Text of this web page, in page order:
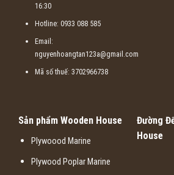
16:30
Hotline: 0933 088 585
Email:
nguyenhoangtan123a@gmail.com
Mã số thuế: 3702966738
Sản phẩm Wooden House
Plywoood Marine
Plywood Poplar Marine
Đường
House